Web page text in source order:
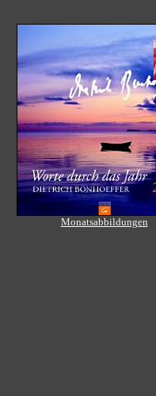
Monatsabbildungen